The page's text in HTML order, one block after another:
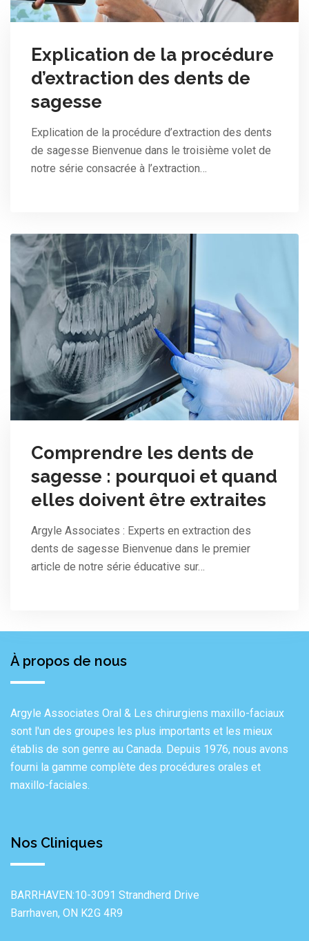
Explication de la procédure
d’extraction des dents de
sagesse
Explication de la procédure d’extraction des dents
de sagesse Bienvenue dans le troisième volet de
notre série consacrée à l’extraction…
Comprendre les dents de
sagesse : pourquoi et quand
elles doivent être extraites
Argyle Associates : Experts en extraction des
dents de sagesse Bienvenue dans le premier
article de notre série éducative sur…
À propos de nous
Argyle Associates Oral & Les chirurgiens maxillo-faciaux
sont l'un des groupes les plus importants et les mieux
établis de son genre au Canada. Depuis 1976, nous avons
fourni la gamme complète des procédures orales et
maxillo-faciales.
Nos Cliniques
BARRHAVEN:10-3091 Strandherd Drive
Barrhaven, ON K2G 4R9